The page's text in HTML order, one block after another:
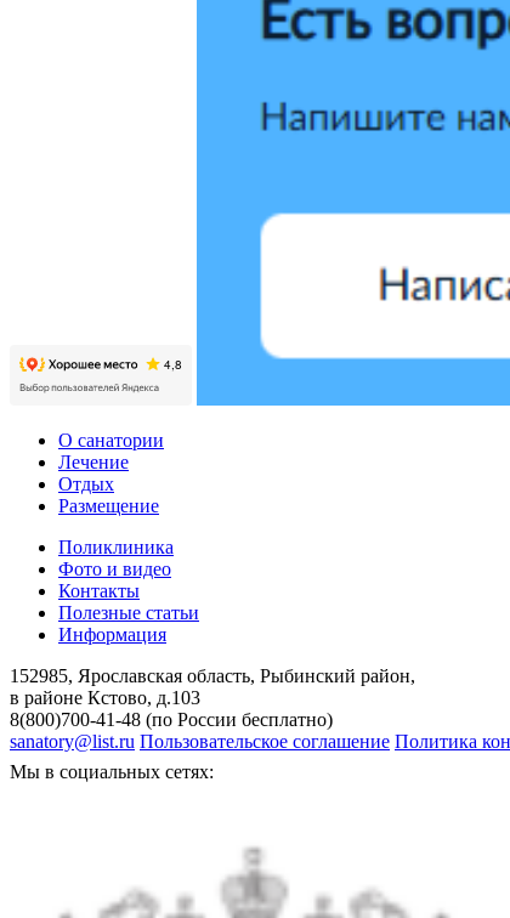
О санатории
Лечение
Отдых
Размещение
Поликлиника
Фото и видео
Контакты
Полезные статьи
Информация
152985, Ярославская область, Рыбинский район,
в районе Кстово, д.103
8(800)700-41-48 (по России бесплатно)
sanatory@list.ru Пользовательское соглашение Политика
Мы в социальных сетях: